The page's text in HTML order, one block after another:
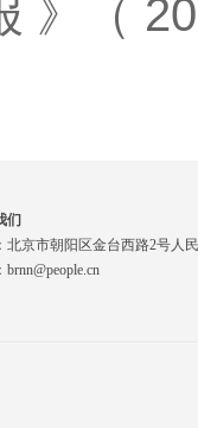
（
们
北京市朝阳区金台西路2号人
brnn@people.cn